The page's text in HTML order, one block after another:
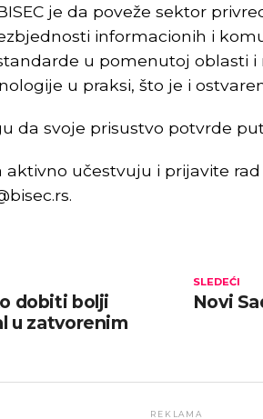
je da poveže sektor
informacionih i
u pomenutoj oblasti
u praksi, što je i
da svoje prisustvo potvrde
aktivno učestvuju i prijavite
.
SLEDEĆI
Novi
dobiti bolji
u zatvorenim
REKLAMA